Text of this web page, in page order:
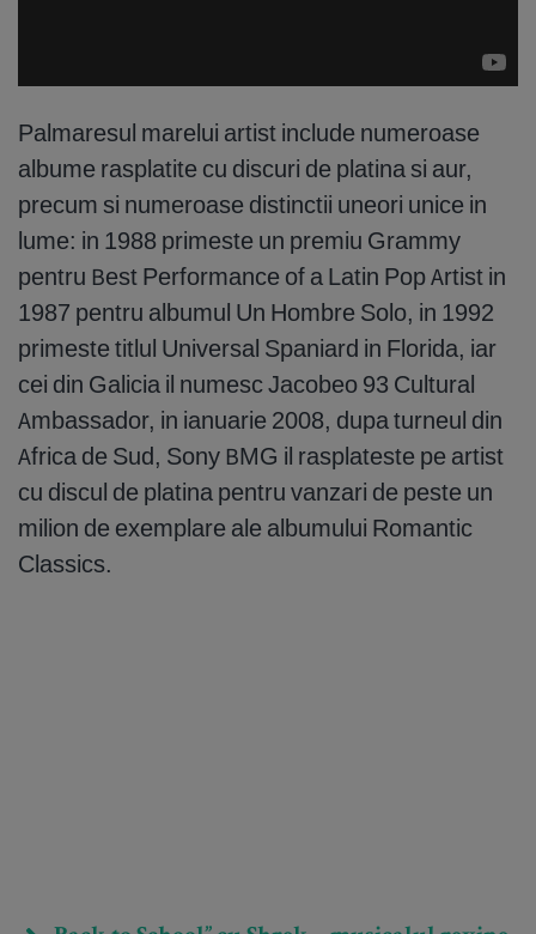
Palmaresul marelui artist include numeroase
albume rasplatite cu discuri de platina si aur,
precum si numeroase distinctii uneori unice in
lume: in 1988 primeste un premiu Grammy
pentru Best Performance of a Latin Pop Artist in
1987 pentru albumul Un Hombre Solo, in 1992
primeste titlul Universal Spaniard in Florida, iar
cei din Galicia il numesc Jacobeo 93 Cultural
Ambassador, in ianuarie 2008, dupa turneul din
Africa de Sud, Sony BMG il rasplateste pe artist
cu discul de platina pentru vanzari de peste un
milion de exemplare ale albumului Romantic
Classics.